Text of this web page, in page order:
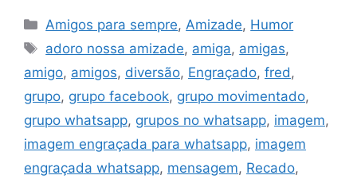
Categorias
Amigos para sempre,Amizade, Humor
Tags
adoro nossa amizade, amiga, amigas,
amigo, amigos, diversão, Engraçado, fred,
grupo, grupo facebook, grupo movimentado,
grupo whatsapp, grupos no whatsapp, imagem,
imagem engraçada para whatsapp, imagem
engraçada whatsapp, mensagem, Recado,